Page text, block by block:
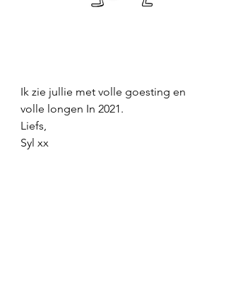
Ik zie jullie met volle goesting en
volle longen In 2021.
Liefs,
Syl xx